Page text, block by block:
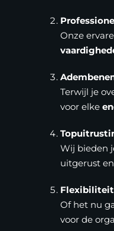
Onze
Terwijl je
voor elke
Wij bieden
uitgerust
Flexibiliteit
Of het nu
voor de